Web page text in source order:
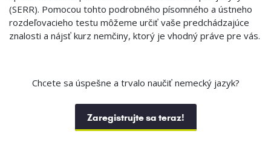
(SERR). Pomocou tohto podrobného písomného a ústneho
rozdeľovacieho testu môžeme určiť vaše predchádzajúce
znalosti a nájsť kurz nemčiny, ktorý je vhodný práve pre vás.
Chcete sa úspešne a trvalo naučiť nemecký jazyk?
Zaregistrujte sa teraz!